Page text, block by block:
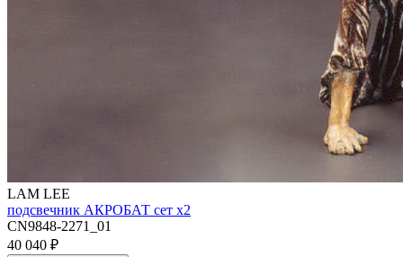
LAM LEE
подсвечник АКРОБАТ сет х2
CN9848-2271_01
40 040 ₽